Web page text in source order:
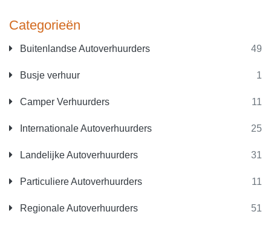
Categorieën
Buitenlandse Autoverhuurders 49
Busje verhuur 1
Camper Verhuurders 11
Internationale Autoverhuurders 25
Landelijke Autoverhuurders 31
Particuliere Autoverhuurders 11
Regionale Autoverhuurders 51